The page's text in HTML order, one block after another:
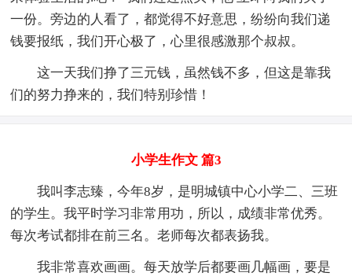
一份。旁边的人看了，都觉得不好意思，纷纷向我们递
钱要报纸，我们开心极了，心里很感激那个叔叔。
这一天我们挣了三元钱，虽然钱不多，但这是靠我
们的努力挣来的，我们特别珍惜！
小学生作文 篇3
我叫李志臻，今年8岁，是明城镇中心小学二、三班
的学生。我平时学习非常用功，所以，成绩非常优秀。
每次考试都排在前三名。老师每次都表扬我。
我非常喜欢画画。每天放学后都要画几幅画，要是